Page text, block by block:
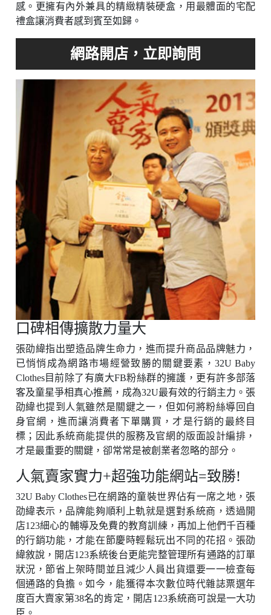
感。更擁有內外兼具的精緻精裝硬盒，用最體面的宅配
禮盒讓消費者感到賓至如歸。
口碑相傳擴散力量大
張劭緯指出塑造品牌生命力，進而提升商品品牌魅力，
已悄悄成為網路市場經營致勝的關鍵要素，32U Baby
Clothes目前除了有廣大FB粉絲群的擁護，更有許多部落
客及童星爭相真心推薦，成為32U最有效的行銷主力。張
劭緯也提到人氣雖然是關鍵之一，但如何將粉絲導回自
身官網，進而讓消費者下單購買，才是行銷的最終目
標；因此系統商能提供的服務及官網的版面設計編排，
才是最重要的關鍵，卻常常是被創業者忽略的部分。
人氣賣家實力+超強功能網站=致勝!
32U Baby Clothes已在網路的童裝世界佔有一席之地，張
劭緯表示，品牌能夠順利上軌就是選對系統商，透過開
店123細心的輔導及免費的教育訓練，再加上他們千百種
的行銷功能，才能在節慶時輕鬆玩出不同的花招。張劭
緯敘說，開店123系統後台更能完整管理所有通路的訂單
狀況，節省上架時間並且減少人員出貨還要一一檢查每
個通路的負擔。如今，能獲得本次數位時代雜誌票選年
度百大賣家第38名的肯定，開店123系統商可說是一大功
臣。